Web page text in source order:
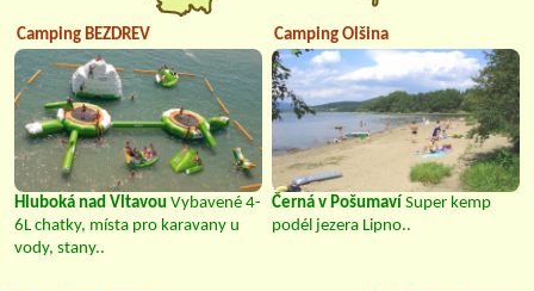
Camping BEZDREV
Hluboká nad Vltavou Vybavené 4-
6L chatky, místa pro karavany u
vody, stany..
Camping Olšina
Černá v Pošumaví Super kemp
podél jezera Lipno..